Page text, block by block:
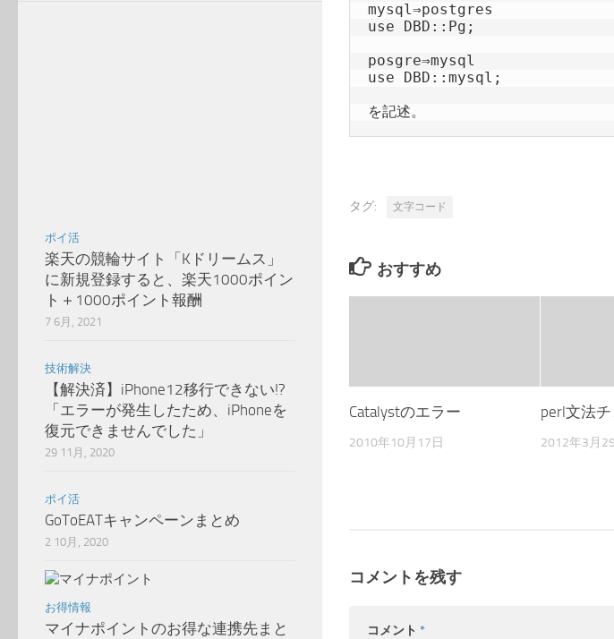
mysql⇒postgres
use DBD::Pg;
posgre⇒mysql
use DBD::mysql;
を記述。
タグ: 文字コード
おすすめ
Catalystのエラー
2010年10月17日
perl文法チ
2012年3月
コメントを残す
コメント *
ポイ活
楽天の競輪サイト「Kドリームス」
に新規登録すると、楽天1000ポイン
ト＋1000ポイント報酬
7 6月, 2021
技術解決
【解決済】iPhone12移行できない!?
「エラーが発生したため、iPhoneを
復元できませんでした」
29 11月, 2020
ポイ活
GoToEATキャンペーンまとめ
2 10月, 2020
お得情報
マイナポイントのお得な連携先まと